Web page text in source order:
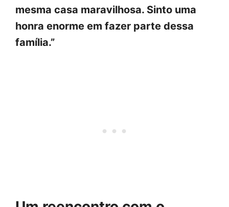
mesma casa maravilhosa. Sinto uma
honra enorme em fazer parte dessa
família.”